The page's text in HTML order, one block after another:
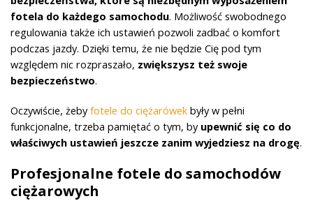
fotela do każdego samochodu. Możliwość swobodnego
regulowania także ich ustawień pozwoli zadbać o komfort
podczas jazdy. Dzięki temu, że nie będzie Cię pod tym
względem nic rozpraszało, zwiększysz też swoje
bezpieczeństwo.
Oczywiście, żebyfotele do ciężarówek były w pełni
funkcjonalne, trzeba pamiętać o tym, by upewnić się co do
właściwych ustawień jeszcze zanim wyjedziesz na drogę.
Profesjonalne fotele do samochodów
ciężarowych